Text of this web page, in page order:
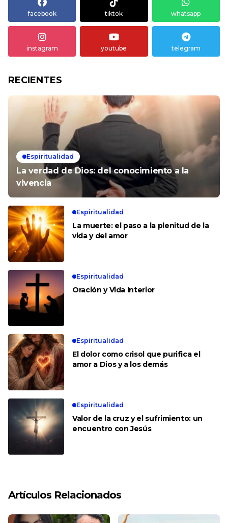
facebook tiktok whatsapp
instagram youtube telegram
RECIENTES
Espiritualidad
La verdad de Dios: del conocimiento a la
vivencia
Espiritualidad
La muerte: el paso a la plenitud de la
vida y del amor
Espiritualidad
Oración y Vida Interior
Espiritualidad
El dolor como crisol que purifica el
amor a Dios y a los demás
Espiritualidad
Valor de la cruz y el sufrimiento: un
encuentro con Jesús
Artículos Relacionados